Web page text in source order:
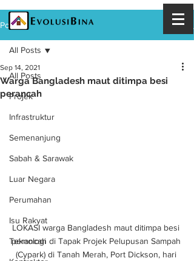
Post
All Posts
Projek
Infrastruktur
Semenanjung
Sabah & Sarawak
Luar Negara
Perumahan
Isu Rakyat
Teknologi
All Posts
Warga Bangladesh maut ditimpa besi
perancah
Sep 14, 2021
LOKASI warga Bangladesh maut ditimpa besi
perancah di Tapak Projek Pelupusan Sampah
(Cypark) di Tanah Merah, Port Dickson, hari